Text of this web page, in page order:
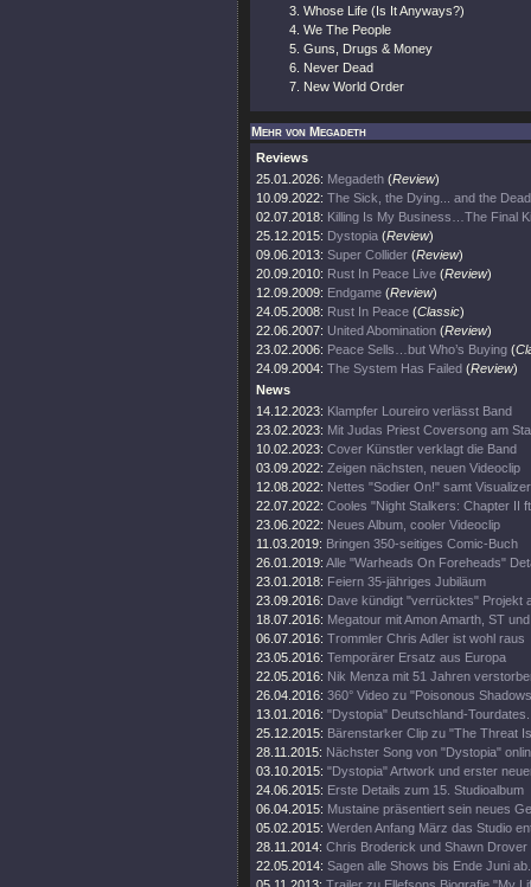
Whose Life (Is It Anyways?)
We The People
Guns, Drugs & Money
Never Dead
New World Order
Mehr von Megadeth
Reviews
25.01.2026: Megadeth (Review)
10.09.2022: The Sick, the Dying... and the
02.07.2018: Killing Is My Business…The Final
25.12.2015: Dystopia (Review)
09.06.2013: Super Collider (Review)
20.09.2010: Rust In Peace Live (Review)
12.09.2009: Endgame (Review)
24.05.2008: Rust In Peace (Classic)
22.06.2007: United Abomination (Review)
23.02.2006: Peace Sells…but Who’s Buying (
24.09.2004: The System Has Failed (Review)
News
14.12.2023: Klampfer Loureiro verlässt Band
23.02.2023: Mit Judas Priest Coversong am
10.02.2023: Cover Künstler verklagt die Band
03.09.2022: Zeigen nächsten, neuen Videoclip
12.08.2022: Nettes "Sodier On!" samt Visualizer
22.07.2022: Cooles "Night Stalkers: Chapter II
23.06.2022: Neues Album, cooler Videoclip
11.03.2019: Bringen 350-seitiges Comic-Buch
26.01.2019: Alle "Warheads On Foreheads"
23.01.2018: Feiern 35-jähriges Jubiläum
23.09.2016: Dave kündigt "verrücktes" Projekt
18.07.2016: Megatour mit Amon Amarth, ST
06.07.2016: Trommler Chris Adler ist wohl raus
23.05.2016: Temporärer Ersatz aus Europa
22.05.2016: Nik Menza mit 51 Jahren
26.04.2016: 360° Video zu "Poisonous
13.01.2016: "Dystopia" Deutschland-Tourdates.
25.12.2015: Bärenstarker Clip zu "The Threat
28.11.2015: Nächster Song von "Dystopia"
03.10.2015: "Dystopia" Artwork und erster
24.06.2015: Erste Details zum 15. Studioalbum
06.04.2015: Mustaine präsentiert sein neues
05.02.2015: Werden Anfang März das Studio
28.11.2014: Chris Broderick und Shawn
22.05.2014: Sagen alle Shows bis Ende Juni ab.